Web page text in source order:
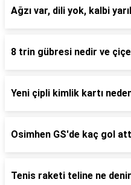
Ağzı var, dili yok, kalbi
8 trin gübresi nedir ve
Yeni çipli kimlik kartı
Osimhen GS'de kaç gol
Tenis raketi teline ne denir